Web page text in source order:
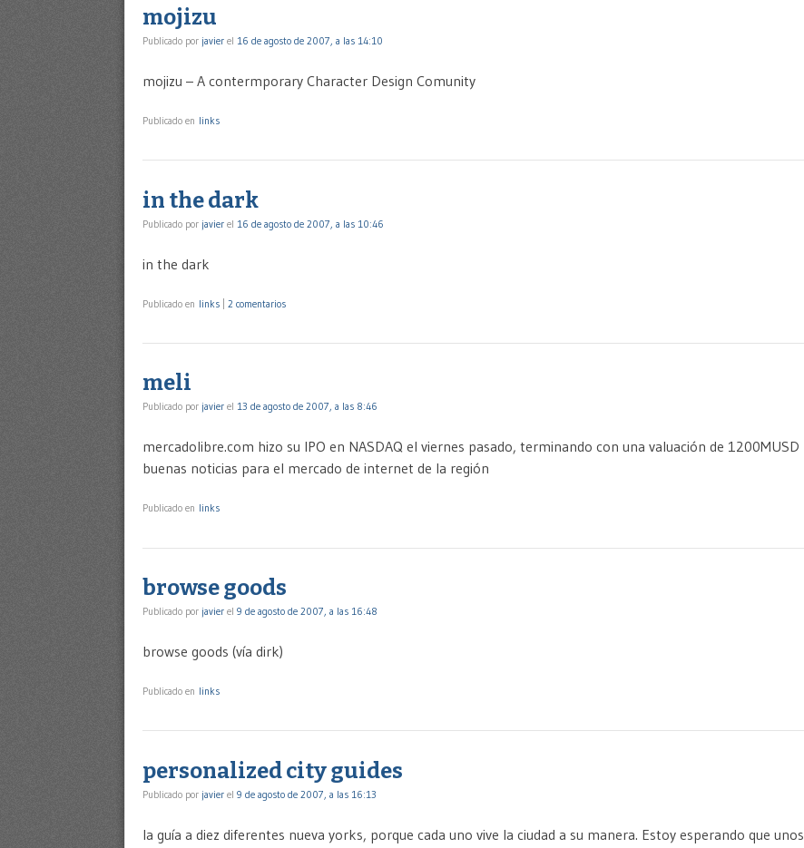
mojizu
Publicado por javier el 16 de agosto de 2007, a las 14:10
mojizu – A contermporary Character Design Comunity
Publicado en links
in the dark
Publicado por javier el 16 de agosto de 2007, a las 10:46
in the dark
Publicado en links 2 comentarios
meli
Publicado por javier el 13 de agosto de 2007, a las 8:46
mercadolibre.com hizo su IPO en NASDAQ el viernes pasado, terminando con una valuación de 1200MUSD
buenas noticias para el mercado de internet de la región
Publicado en links
browse goods
Publicado por javier el 9 de agosto de 2007, a las 16:48
browse goods (vía dirk)
Publicado en links
personalized city guides
Publicado por javier el 9 de agosto de 2007, a las 16:13
la guía a diez diferentes nueva yorks, porque cada uno vive la ciudad a su manera. Estoy esperando que unos